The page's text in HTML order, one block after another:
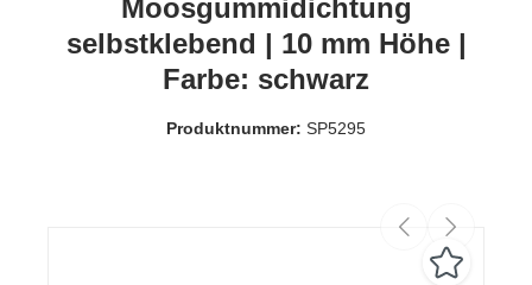
Moosgummidichtung
selbstklebend | 10 mm Höhe |
Farbe: schwarz
Produktnummer: SP5295